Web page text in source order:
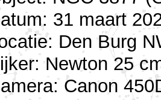
31 maart
Den Burg
Newton 25
Canon